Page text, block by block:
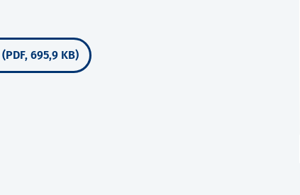
695,9 KB)